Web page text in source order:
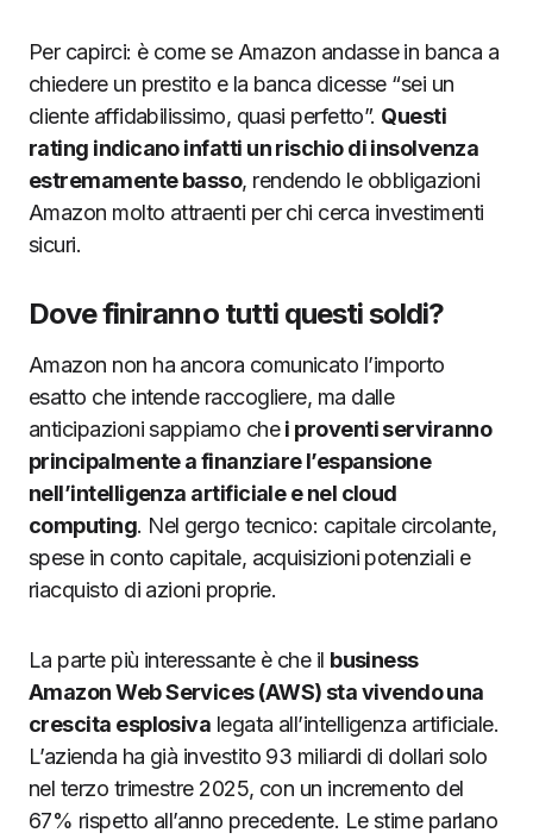
Per capirci: è come se Amazon andasse in banca a
chiedere un prestito e la banca dicesse “sei un
cliente affidabilissimo, quasi perfetto”. Questi
rating indicano infatti un rischio di insolvenza
estremamente basso, rendendo le obbligazioni
Amazon molto attraenti per chi cerca investimenti
sicuri.
Dove finiranno tutti questi soldi?
Amazon non ha ancora comunicato l’importo
esatto che intende raccogliere, ma dalle
anticipazioni sappiamo chei proventi serviranno
principalmente a finanziare l’espansione
nell’intelligenza artificiale e nel cloud
computing. Nel gergo tecnico: capitale circolante,
spese in conto capitale, acquisizioni potenziali e
riacquisto di azioni proprie.
La parte più interessante è che il business
Amazon Web Services (AWS) sta vivendo una
crescita esplosiva legata all’intelligenza artificiale.
L’azienda ha già investito 93 miliardi di dollari solo
nel terzo trimestre 2025, con un incremento del
67% rispetto all’anno precedente. Le stime parlano